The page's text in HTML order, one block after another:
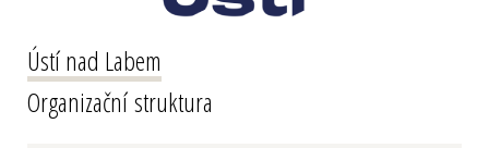
Ústí nad Labem
Organizační struktura